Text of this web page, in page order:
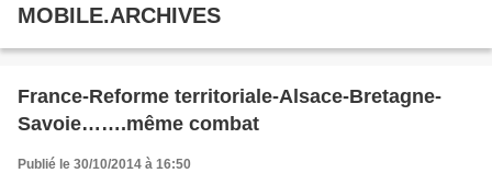
MOBILE.ARCHIVES
France-Reforme territoriale-Alsace-Bretagne-
Savoie…….même combat
Publié le 30/10/2014 à 16:50